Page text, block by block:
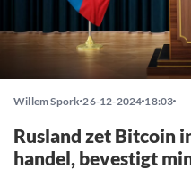
Willem Spork 26-12-2024 18:03
Rusland zet Bitcoin
handel, bevestigt